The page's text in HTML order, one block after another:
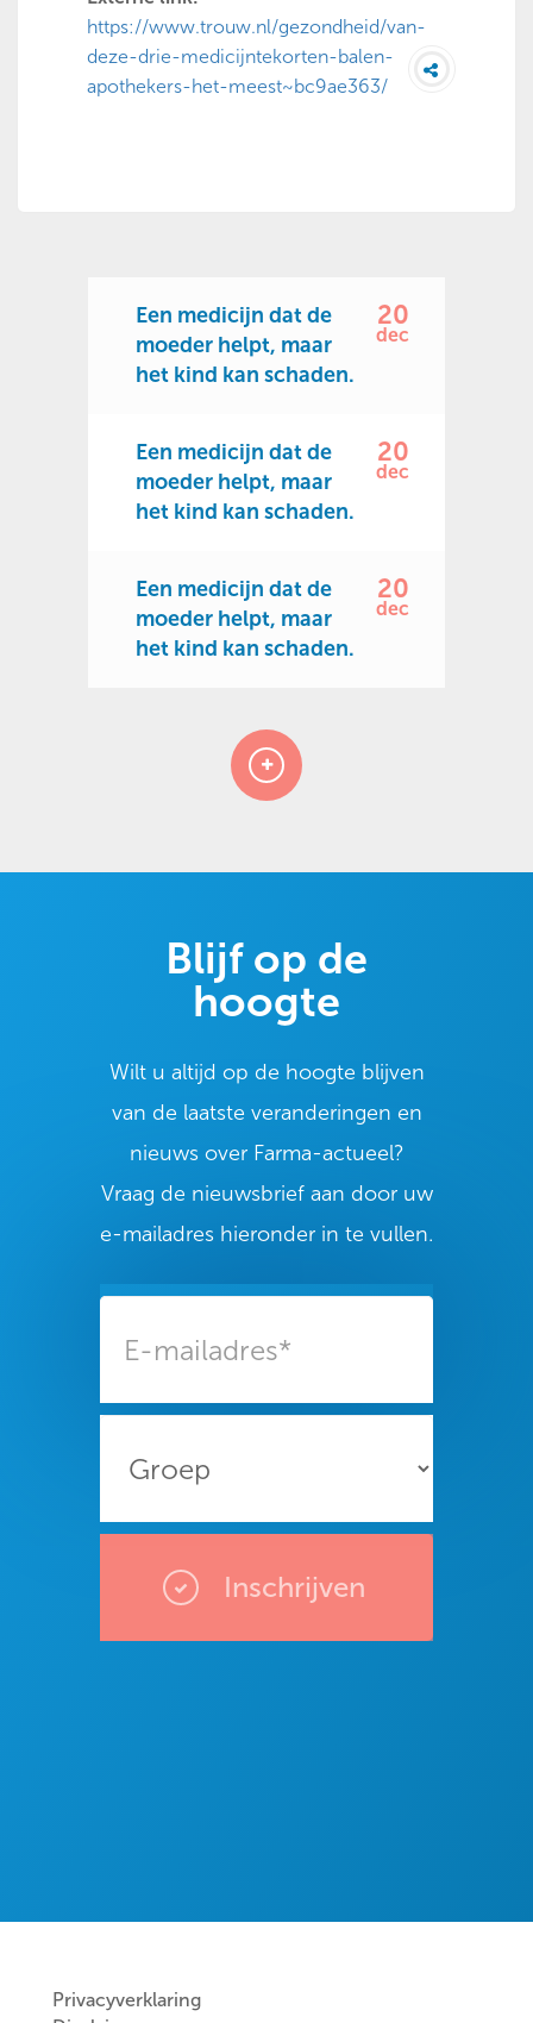
https://www.trouw.nl/gezondheid/van-
deze-drie-medicijntekorten-balen-
apothekers-het-meest~bc9ae363/
Een medicijn dat de
moeder helpt, maar
het kind kan schaden.
20
dec
Een medicijn dat de
moeder helpt, maar
het kind kan schaden.
20
dec
Een medicijn dat de
moeder helpt, maar
het kind kan schaden.
20
dec
Blijf op de
hoogte
Wilt u altijd op de hoogte blijven
van de laatste veranderingen en
nieuws over Farma-actueel?
Vraag de nieuwsbrief aan door uw
e-mailadres hieronder in te vullen.
Inschrijven
Privacyverklaring